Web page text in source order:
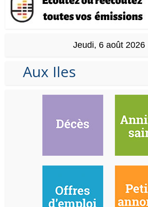
Jeudi, 6 août 2026
Aux Iles